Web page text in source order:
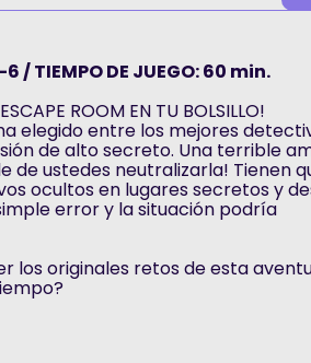
6 / TIEMPO DE JUEGO: 60 min.
ROOM EN TU BOLSILLO!
elegido entre los mejores
de alto secreto. Una terrible
de ustedes neutralizarla! Tienen
ocultos en lugares secretos y
error y la situación podría
los originales retos de esta